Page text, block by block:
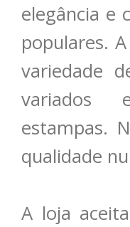
elegância e
populares.
variedade
variados
estampas.
qualidade
A loja